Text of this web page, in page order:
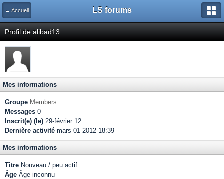
← Accueil LS forums
Profil de alibad13
Mes informations
Groupe Members
Messages 0
Inscrit(e) (le) 29-février 12
Dernière activité mars 01 2012 18:39
Mes informations
Titre Nouveau / peu actif
Âge Âge inconnu